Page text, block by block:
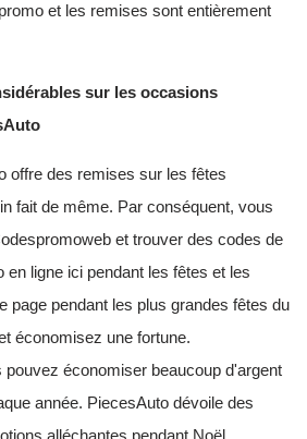
et les remises sont entièrement
sur les occasions
offre des remises sur les fêtes
fait de même. Par conséquent, vous
et trouver des codes de
en ligne ici pendant les fêtes et les
page pendant les plus grandes fêtes du
économisez une fortune.
économiser beaucoup d'argent
année. PiecesAuto dévoile des